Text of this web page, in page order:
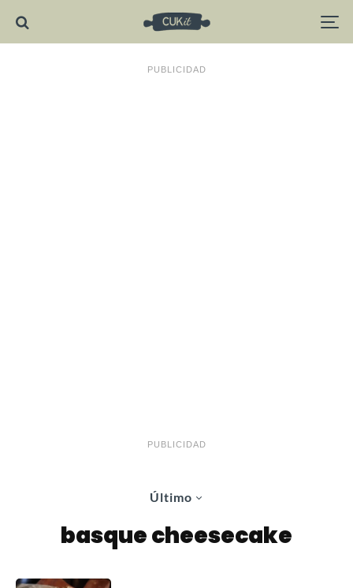
PUBLICIDAD
PUBLICIDAD
Último
basque cheesecake